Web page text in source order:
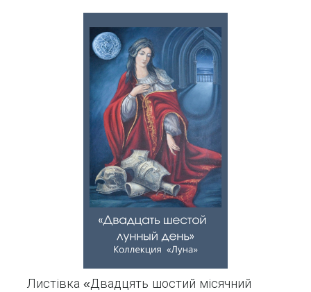
Листівка «Двадцять шостий місячний